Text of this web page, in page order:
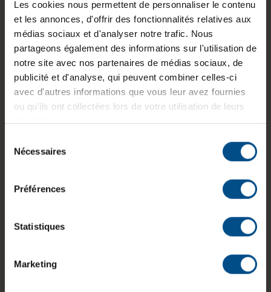
Les cookies nous permettent de personnaliser le contenu
et les annonces, d'offrir des fonctionnalités relatives aux
médias sociaux et d'analyser notre trafic. Nous
partageons également des informations sur l'utilisation de
notre site avec nos partenaires de médias sociaux, de
publicité et d'analyse, qui peuvent combiner celles-ci
avec d'autres informations que vous leur avez fournies
ou qu'ils ont collectées lors de votre utilisation de leurs
services.
Nécessaires
Préférences
Statistiques
Marketing
Informations sur le produit
de bureau reconditionné au format tour, conçu
pour un usage professionnel. Il intègre un
de mémoire vive DDR4 et un stockage SSD M.2
permet d’adapter la configuration aux besoins
futurs, tout en assurant une utilisation stable sous
3.1 Gen 2 Typ-A
USB 3.1 Gen 1 Type
A
Dimensions (L x l x H) :
270,5 x 150 x 360
mm
Poids : 6,9 kg